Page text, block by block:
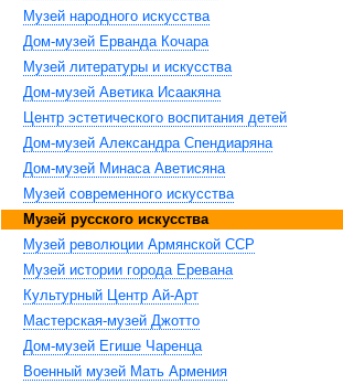
Музей народного искусства
Дом-музей Ерванда Кочара
Музей литературы и искусства
Дом-музей Аветика Исаакяна
Центр эстетического воспитания детей
Дом-музей Александра Спендиаряна
Дом-музей Минаса Аветисяна
Музей современного искусства
Музей русского искусства
Музей революции Армянской ССР
Музей истории города Еревана
Культурный Центр Ай-Арт
Мастерская-музей Джотто
Дом-музей Егише Чаренца
Военный музей Мать Армения